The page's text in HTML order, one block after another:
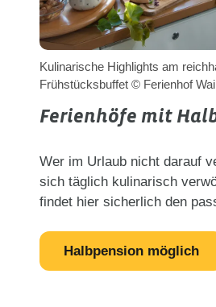
Kulinarische Highlights am
Frühstücksbuffet © Ferienhof
Ferienhöfe mit
Wer im Urlaub nicht darauf
sich täglich kulinarisch
findet hier sicherlich den
Halbpension möglich